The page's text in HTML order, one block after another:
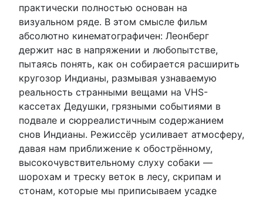
практически полностью основан на
визуальном ряде. В этом смысле фильм
абсолютно кинематографичен: Леонберг
держит нас в напряжении и любопытстве,
пытаясь понять, как он собирается расширить
кругозор Индианы, размывая узнаваемую
реальность странными вещами на VHS-
кассетах Дедушки, грязными событиями в
подвале и сюрреалистичным содержанием
снов Индианы. Режиссёр усиливает атмосферу,
давая нам приближение к обострённому,
высокочувствительному слуху собаки —
шорохам и треску веток в лесу, скрипам и
стонам, которые мы приписываем усадке